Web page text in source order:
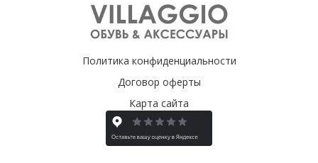
Политика конфиденциальности
Договор оферты
Карта сайта